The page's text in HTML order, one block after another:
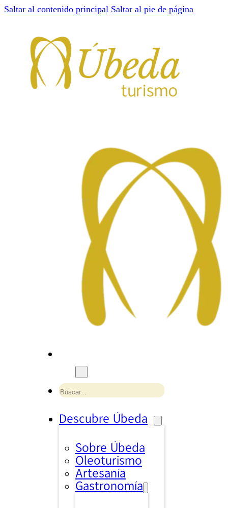
Saltar al contenido principal Saltar al pie de página
Buscar
Descubre Úbeda
Sobre Úbeda
Oleoturismo
Artesanía
Gastronomía